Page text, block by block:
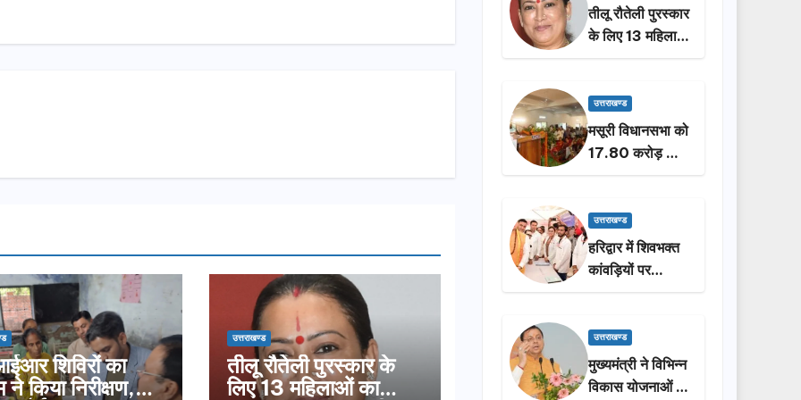
शिविरों का
ने किया निरीक्षण,
उत्तराखण्ड
तीलू रौतेली पुरस्कार के
लिए 13 महिलाओं का
तीलू रौतेली पुरस्कार
के लिए 13 महिलाओं
का चयन, 35
कार्यकर्तियां भी होंगी
सम्मानित…
उत्तराखण्ड
मसूरी विधानसभा को
17.80 करोड़ की
विकास योजनाओं की
ने किया लोकार्पण-
शिलान्यास.
उत्तराखण्ड
हरिद्वार में शिवभक्त
कांवड़ियों पर
पुष्पवर्षा, मुख्यमंत्री
प्रक्षालन…
उत्तराखण्ड
मुख्यमंत्री ने विभिन्न
विकास योजनाओं के